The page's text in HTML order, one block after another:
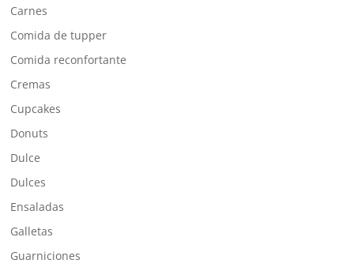
Carnes
Comida de tupper
Comida reconfortante
Cremas
Cupcakes
Donuts
Dulce
Dulces
Ensaladas
Galletas
Guarniciones